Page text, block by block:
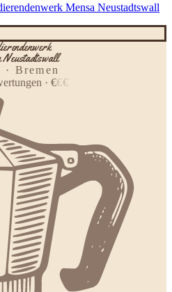
Mensa Neustadtswall
· Bremen
· €€€